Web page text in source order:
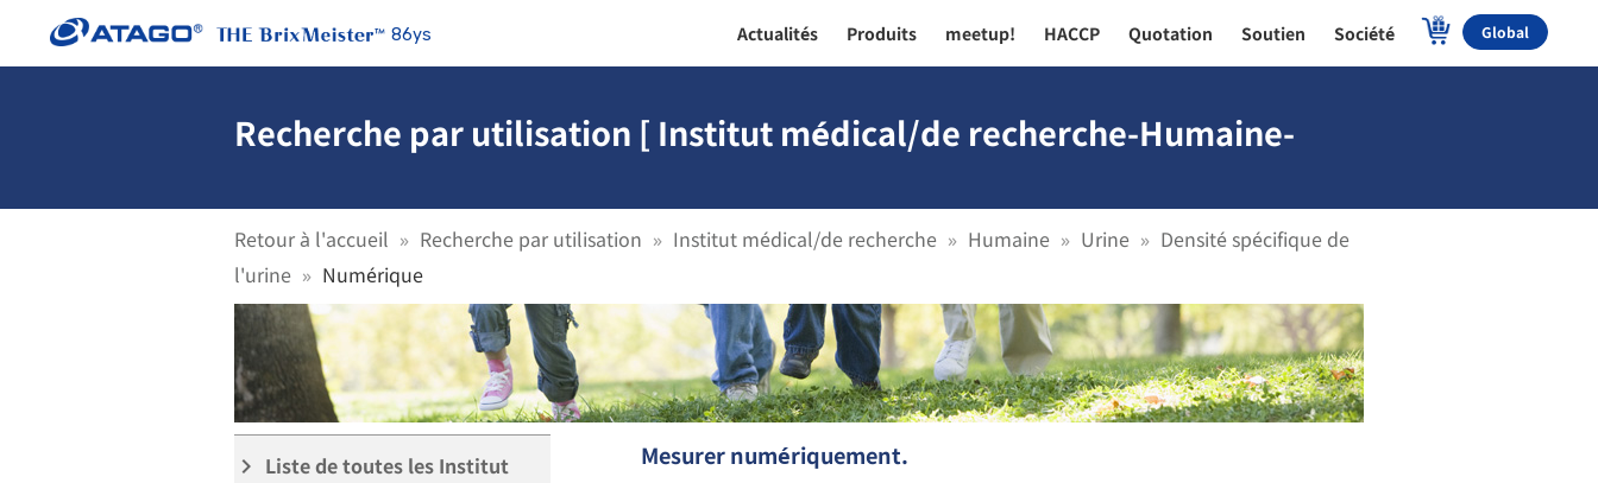
86ys Actualités Produits meetup! HACCP Quotation Soutien Société Global
Recherche par utilisation [ Institut médical/de recherche-Humaine-
Urine-Densité spécifique de l'urine-Numérique ]
Retour à l'accueil Recherche par utilisation Institut médical/de recherche Humaine Urine
Densité spécifique de
l'urine
Numérique
keyboard_arrow_right Liste de toutes les Institut
Mesurer numériquement.